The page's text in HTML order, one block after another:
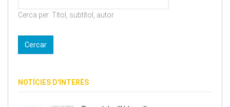
Cerca per: Títol, subtítol, autor
NOTÍCIES D'INTERÈS